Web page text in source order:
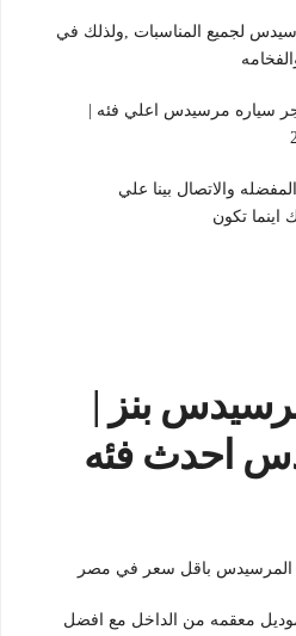
لجميع المناسبات ,ولذلك في
سياره مرسيدس اعلي فئه |
والاتصال بينا علي
بنز |
احدث فئه
المرسيدس باقل سعر في مصر
معقمه من الداخل مع افضل